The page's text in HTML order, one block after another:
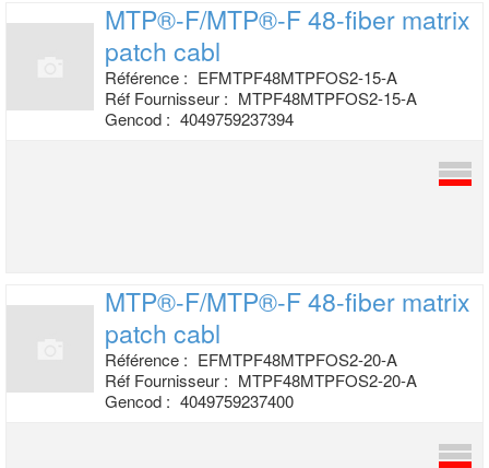
MTP®-F/MTP®-F 48-fiber matrix
patch cabl
Référence : EFMTPF48MTPFOS2-15-A
Réf Fournisseur : MTPF48MTPFOS2-15-A
Gencod : 4049759237394
MTP®-F/MTP®-F 48-fiber matrix
patch cabl
Référence : EFMTPF48MTPFOS2-20-A
Réf Fournisseur : MTPF48MTPFOS2-20-A
Gencod : 4049759237400